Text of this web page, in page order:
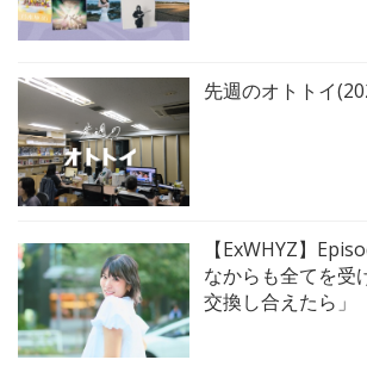
先週のオトトイ
【ExWHYZ】
なからも全てを受
交換し合えたら」